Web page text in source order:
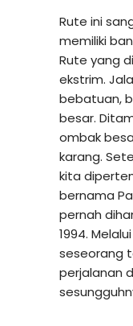
Rute ini
memiliki
Rute yang
ekstrim.
bebatuan,
besar.
ombak
karang.
kita
bernama
pernah
1994.
seseorang
perjalanan